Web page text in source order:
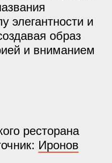
элегантности и
образ
и вниманием
ресторана
Иронов